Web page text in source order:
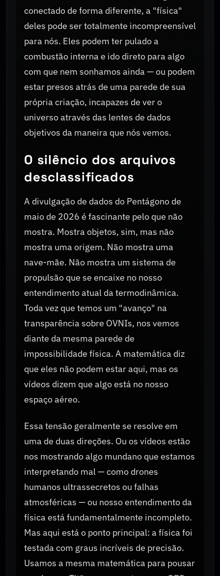
conectado de forma diferente, a "física"
deles pode ser totalmente incompreensível
para nós. Eles podem ter pulado a
combustão interna e ido direto para algo
com que nem sonhamos ainda — ou podem
estar presos atrás de uma parede de sua
própria criação, incapazes de ver o
universo através das lentes de dados
objetivos da maneira que nós vemos.
O silêncio dos arquivos
desclassificados
A divulgação de dados do Pentágono de
maio de 2026 é fascinante pelo que não
mostra. Mostra objetos, sim, mas não
mostra uma origem. Não mostra uma
nave-mãe. Não mostra um sistema de
propulsão que se encaixe no nosso
entendimento atual da termodinâmica.
Toda vez que temos um "avanço" na
transparência sobre OVNIs, nos vemos
diante da mesma parede de
impossibilidade física. A matemática diz
que eles não podem estar aqui, mas os
vídeos dizem que algo está no nosso
espaço aéreo.
Essa tensão geralmente se resolve em
uma de duas direções. Ou os vídeos estão
nos mostrando algo mundano que estamos
interpretando mal — como drones
humanos ultrassecretos ou falhas
atmosféricas — ou nosso entendimento da
física está fundamentalmente incompleto.
Mas aqui está o ponto principal: a física foi
testada com graus incríveis de precisão.
Usamos a mesma matemática para pousar